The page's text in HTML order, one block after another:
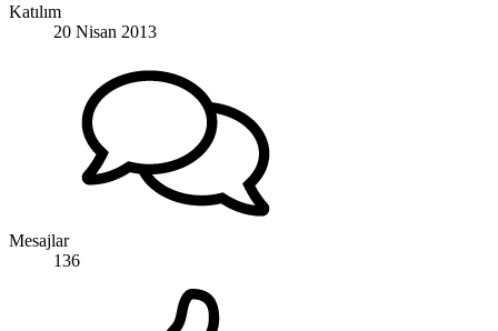
Katılım
20 Nisan 2013
Mesajlar
136